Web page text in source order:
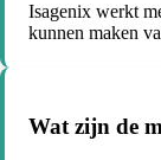
Isagenix werkt
kunnen maken
Wat zijn de